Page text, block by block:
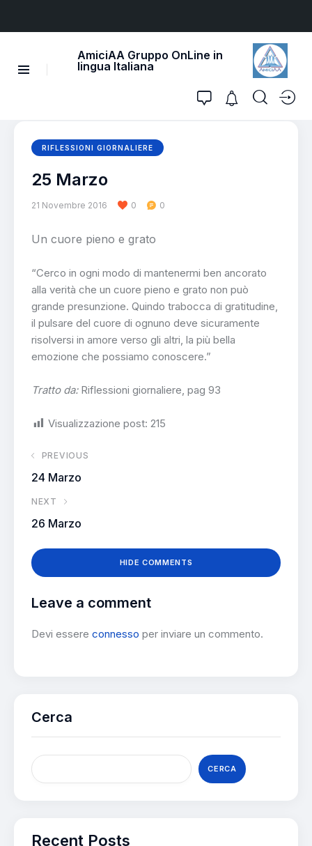
AmiciAA Gruppo OnLine in
lingua Italiana
RIFLESSIONI GIORNALIERE
25 Marzo
21 Novembre 2016 0 0
Un cuore pieno e grato
“Cerco in ogni modo di mantenermi ben ancorato
alla verità che un cuore pieno e grato non può
grande presunzione. Quindo trabocca di gratitudine,
il pulsare del cuore di ognuno deve sicuramente
risolversi in amore verso gli altri, la più bella
emozione che possiamo conoscere.”
Tratto da:Riflessioni giornaliere, pag 93
Visualizzazione post: 215
PREVIOUS
24 Marzo
NEXT
26 Marzo
HIDE COMMENTS
Leave a comment
Devi essere connesso per inviare un commento.
Cerca
CERCA
Recent Posts